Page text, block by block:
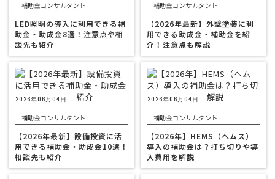
補助金コンサルタント
LED照明の導入に利用できる補
助金・助成金8選！注意点や相
談先も紹介
補助金コンサルタント
【2026年最新】外壁塗装に利
用できる助成金・補助金を紹
介！注意点も解説
2026年06月04日
補助金コンサルタント
【2026年最新】設備投資に活
用できる補助金・助成金10選！
相談先も紹介
2026年06月04日
補助金コンサルタント
【2026年】HEMS（ヘムス）
導入の補助金は？打ち切りや導
入費用を解説